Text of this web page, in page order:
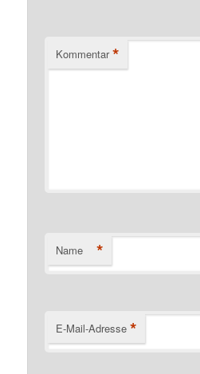
Kommentar *
Name *
E-Mail-Adresse *